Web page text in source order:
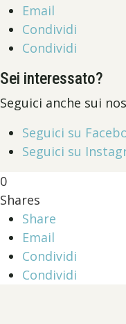
Email
Condividi
Condividi
Sei interessato?
Seguici anche sui
Seguici su
Seguici su
0
Shares
Share
Email
Condividi
Condividi